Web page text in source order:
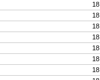
18
18
18
18
18
18
18